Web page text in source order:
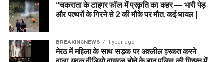
“चकराता के टाइगर फॉल में प्रकृति का कहर — भारी पेड़
और पत्थरों के गिरने से 2 की मौके पर मौत, कई घायल |
BREAKINGNEWS 1 year ago
मेरठ में महिला के साथ सड़क पर अश्लील हरकत करने